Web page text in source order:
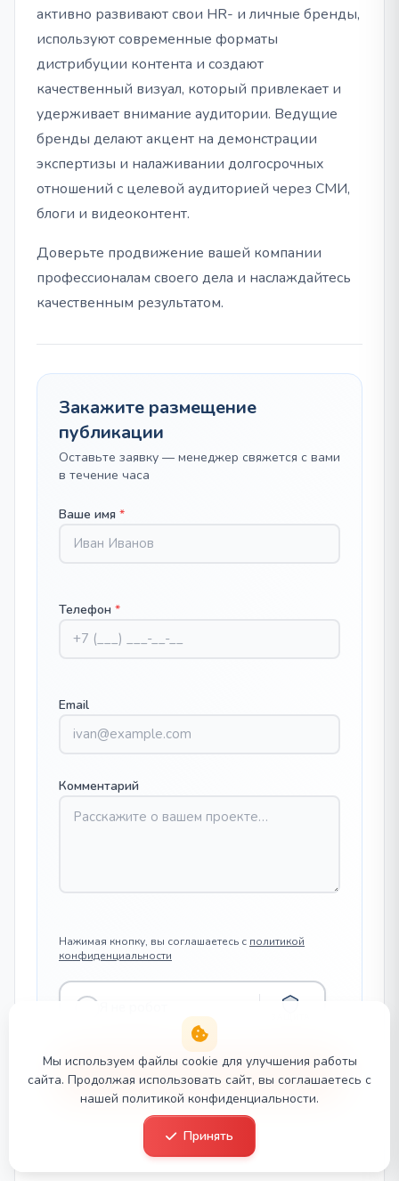
активно развивают свои HR- и личные бренды,
используют современные форматы
дистрибуции контента и создают
качественный визуал, который привлекает и
удерживает внимание аудитории. Ведущие
бренды делают акцент на демонстрации
экспертизы и налаживании долгосрочных
отношений с целевой аудиторией через СМИ,
блоги и видеоконтент.
Доверьте продвижение вашей компании
профессионалам своего дела и наслаждайтесь
качественным результатом.
Закажите размещение
публикации
Оставьте заявку — менеджер свяжется с вами
в течение часа
Ваше имя *
Телефон *
Email
Комментарий
Нажимая кнопку, вы соглашаетесь с политикой
конфиденциальности
Мы используем файлы cookie для улучшения работы
сайта. Продолжая использовать сайт, вы соглашаетесь с
нашей политикой конфиденциальности.
Принять